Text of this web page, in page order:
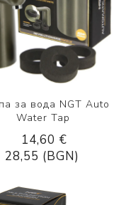
за вода NGT Auto
Water Tap
14,60 €
28,55 (BGN)